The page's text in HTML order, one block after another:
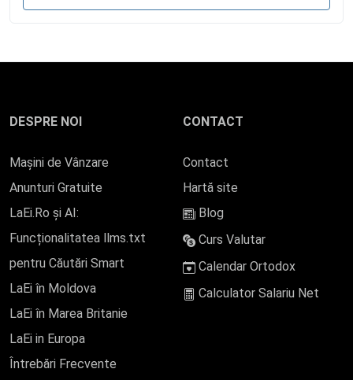
DESPRE NOI
Mașini de Vânzare
Anunturi Gratuite
LaEi.Ro și AI:
Funcționalitatea llms.txt
pentru Căutări Smart
LaEi în Moldova
LaEi în Marea Britanie
LaEi in Europa
Întrebări Frecvente
CONTACT
Contact
Hartă site
Blog
Curs Valutar
Calendar Ortodox
Calculator Salariu Net